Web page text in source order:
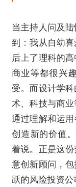
当主持人问及
到：我从自幼
后上了理科的
商业等都很兴
受。而设计学
术、科技与商
通过理解和运
创造新的价值
着说。正是这
意创新顾问，
跃的风险投资公